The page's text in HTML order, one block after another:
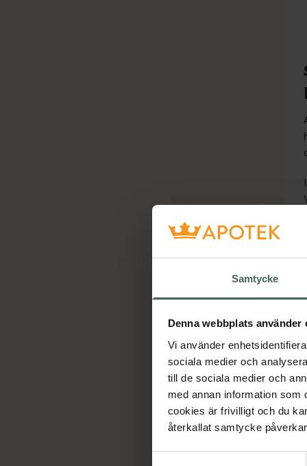
Samtycke
Denna webbplats använder
Vi använder
sociala medier och
till de sociala medier och
med annan information som
cookies är frivilligt och du
återkallat samtycke